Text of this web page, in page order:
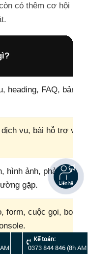
có thêm cơ hội
heading, FAQ, bảng,
vụ, bài hỗ trợ và
hình ảnh, phản hồi,
gặp.
form, cuộc gọi,
Kế toán:
0373 844 846 (8h AM
Liên hệ